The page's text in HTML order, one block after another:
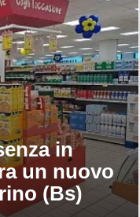
in
un nuovo
(Bs)